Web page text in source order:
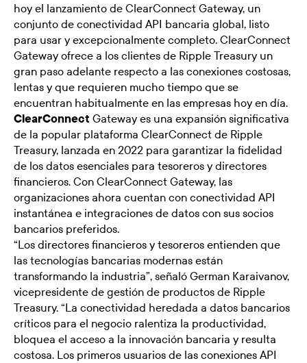
hoy el lanzamiento de ClearConnect Gateway, un
conjunto de conectividad API bancaria global, listo
para usar y excepcionalmente completo. ClearConnect
Gateway ofrece a los clientes de Ripple Treasury un
gran paso adelante respecto a las conexiones costosas,
lentas y que requieren mucho tiempo que se
encuentran habitualmente en las empresas hoy en día.
ClearConnect Gateway es una expansión significativa
de la popular plataforma ClearConnect de Ripple
Treasury, lanzada en 2022 para garantizar la fidelidad
de los datos esenciales para tesoreros y directores
financieros. Con ClearConnect Gateway, las
organizaciones ahora cuentan con conectividad API
instantánea e integraciones de datos con sus socios
bancarios preferidos.
“Los directores financieros y tesoreros entienden que
las tecnologías bancarias modernas están
transformando la industria”, señaló German Karaivanov,
vicepresidente de gestión de productos de Ripple
Treasury. “La conectividad heredada a datos bancarios
críticos para el negocio ralentiza la productividad,
bloquea el acceso a la innovación bancaria y resulta
costosa. Los primeros usuarios de las conexiones API